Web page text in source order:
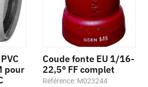
pour
Coude fonte EU 1/16-
22,5° FF complet
Référence: M023244